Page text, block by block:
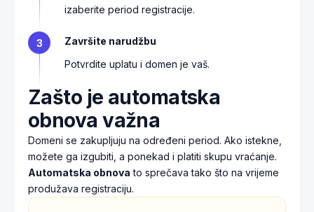
izaberite period registracije.
3
Završite narudžbu
Potvrdite uplatu i domen je vaš.
Zašto je automatska
obnova važna
Domeni se zakupljuju na određeni period. Ako istekne,
možete ga izgubiti, a ponekad i platiti skupu vraćanje.
Automatska obnova to sprečava tako što na vrijeme
produžava registraciju.